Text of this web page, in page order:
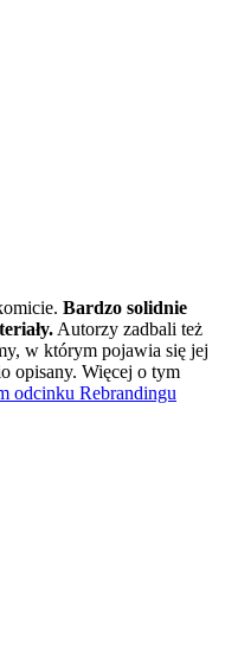
Bardzo solidnie
Autorzy zadbali też
w którym pojawia się jej
opisany. Więcej o tym
odcinku Rebrandingu